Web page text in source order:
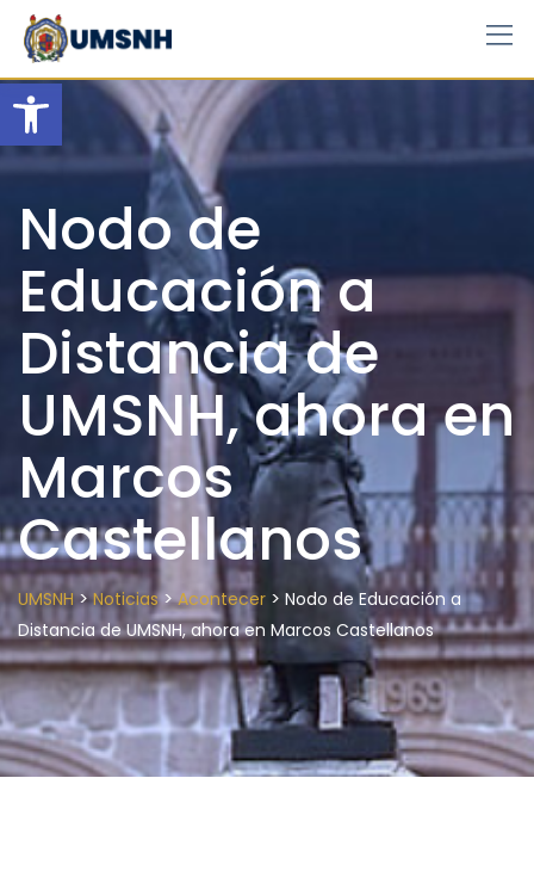
Open toolbar
Skip
content
Nodo de
Educación a
Distancia de
UMSNH, ahora en
Marcos
Castellanos
UMSNH>Noticias>Acontecer > Nodo de Educación a
Distancia de UMSNH, ahora en Marcos Castellanos